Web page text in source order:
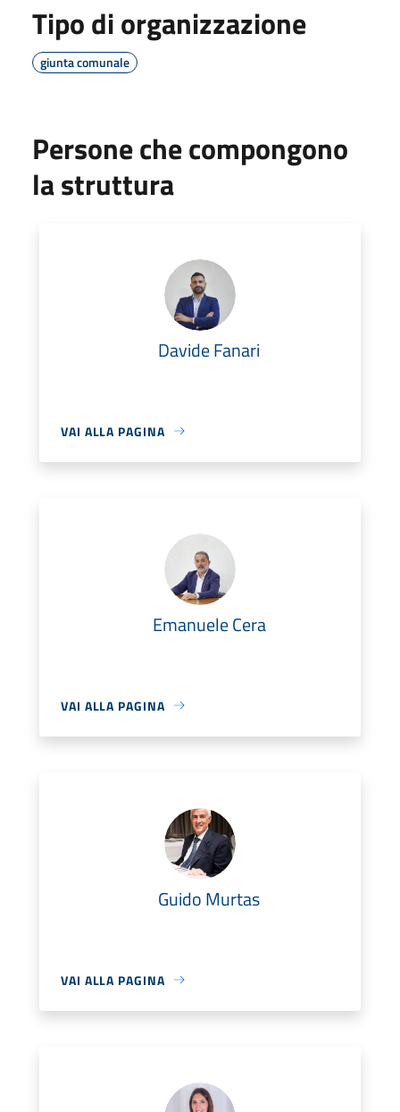
Tipo di organizzazione
giunta comunale
Persone che compongono
la struttura
Davide Fanari
VAI ALLA PAGINA
Emanuele Cera
VAI ALLA PAGINA
Guido Murtas
VAI ALLA PAGINA